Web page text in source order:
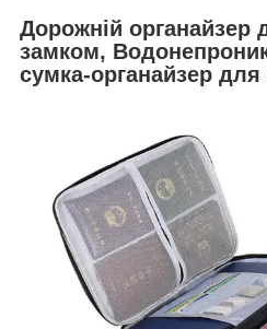
Дорожній органайзер
замком,
сумка-органайзер для